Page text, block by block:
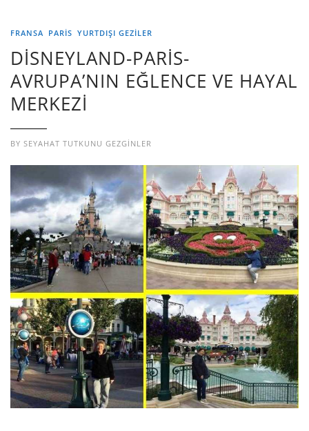
FRANSA PARİS YURTDIŞI GEZILER
DİSNEYLAND-PARİS-
AVRUPA’NIN EĞLENCE VE HAYAL
MERKEZİ
BY SEYAHAT TUTKUNU GEZGINLER